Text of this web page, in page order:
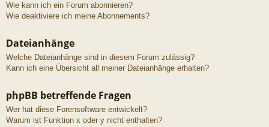
Wie kann ich ein Forum abonnieren?
Wie deaktiviere ich meine Abonnements?
Dateianhänge
Welche Dateianhänge sind in diesem Forum zulässig?
Kann ich eine Übersicht all meiner Dateianhänge erhalten?
phpBB betreffende Fragen
Wer hat diese Forensoftware entwickelt?
Warum ist Funktion x oder y nicht enthalten?